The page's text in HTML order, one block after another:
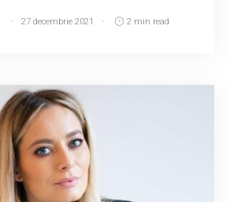
27 decembrie 2021 2 min read